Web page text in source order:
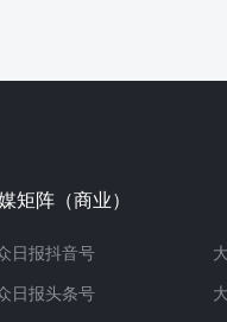
矩阵（商业）
日报抖音号
日报头条号